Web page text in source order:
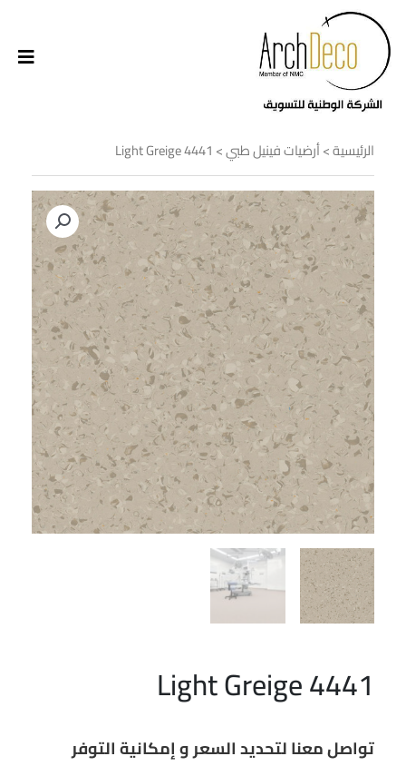
الرئيسية>أرضيات فينيل طبي> 4441 Light Greige
4441 Light Greige
تواصل معنا لتحديد السعر و إمكانية التوفر